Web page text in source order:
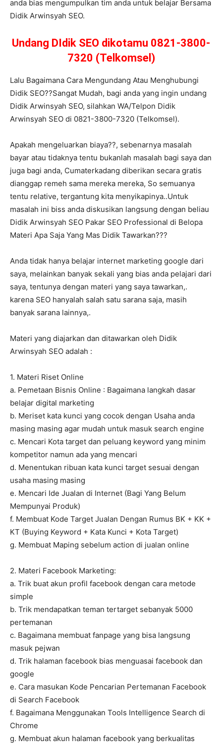
anda bias mengumpulkan tim anda untuk belajar Bersama
Didik Arwinsyah SEO.
Undang DIdik SEO dikotamu 0821-3800-
7320 (Telkomsel)
Lalu Bagaimana Cara Mengundang Atau Menghubungi
Didik SEO??Sangat Mudah, bagi anda yang ingin undang
Didik Arwinsyah SEO, silahkan WA/Telpon Didik
Arwinsyah SEO di 0821-3800-7320 (Telkomsel).
Apakah mengeluarkan biaya??, sebenarnya masalah
bayar atau tidaknya tentu bukanlah masalah bagi saya dan
juga bagi anda, Cumaterkadang diberikan secara gratis
dianggap remeh sama mereka mereka, So semuanya
tentu relative, tergantung kita menyikapinya..Untuk
masalah ini biss anda diskusikan langsung dengan beliau
Didik Arwinsyah SEO Pakar SEO Professional di Belopa
Materi Apa Saja Yang Mas Didik Tawarkan???
Anda tidak hanya belajar internet marketing google dari
saya, melainkan banyak sekali yang bias anda pelajari dari
saya, tentunya dengan materi yang saya tawarkan,.
karena SEO hanyalah salah satu sarana saja, masih
banyak sarana lainnya,.
Materi yang diajarkan dan ditawarkan oleh Didik
Arwinsyah SEO adalah :
1. Materi Riset Online
a. Pemetaan Bisnis Online : Bagaimana langkah dasar
belajar digital marketing
b. Meriset kata kunci yang cocok dengan Usaha anda
masing masing agar mudah untuk masuk search engine
c. Mencari Kota target dan peluang keyword yang minim
kompetitor namun ada yang mencari
d. Menentukan ribuan kata kunci target sesuai dengan
usaha masing masing
e. Mencari Ide Jualan di Internet (Bagi Yang Belum
Mempunyai Produk)
f. Membuat Kode Target Jualan Dengan Rumus BK + KK +
KT (Buying Keyword + Kata Kunci + Kota Target)
g. Membuat Maping sebelum action di jualan online
2. Materi Facebook Marketing:
a. Trik buat akun profil facebook dengan cara metode
simple
b. Trik mendapatkan teman tertarget sebanyak 5000
pertemanan
c. Bagaimana membuat fanpage yang bisa langsung
masuk pejwan
d. Trik halaman facebook bias menguasai facebook dan
google
e. Cara masukan Kode Pencarian Pertemanan Facebook
di Search Facebook
f. Bagaimana Menggunakan Tools Intelligence Search di
Chrome
g. Membuat akun halaman facebook yang berkualitas